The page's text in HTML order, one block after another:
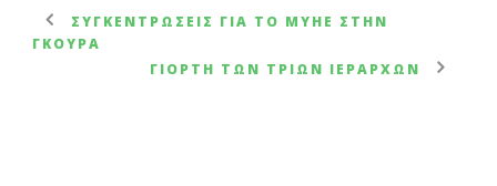
ΣΥΓΚΕΝΤΡΏΣΕΙΣ ΓΙΑ ΤΟ ΜΥΗΕ ΣΤΗΝ
ΓΚΟΎΡΑ
ΓΙΟΡΤΉ ΤΩΝ ΤΡΙΏΝ ΙΕΡΑΡΧΏΝ